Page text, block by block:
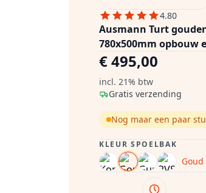
4.80
Ausmann Turt
780x500mm opbouw
€ 495,00
incl. 21% btw
Gratis verzending
Nog maar een paar
KLEUR SPOELBAK
Goud